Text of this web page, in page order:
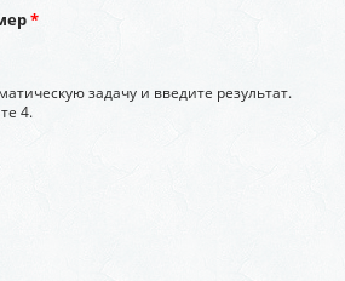
*
задачу и введите результат.
4.